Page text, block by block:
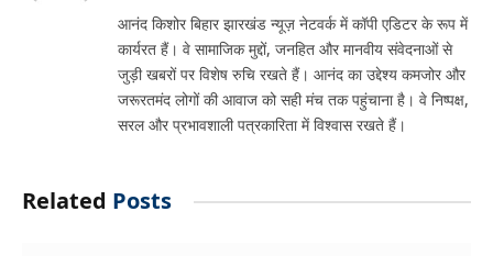
आनंद किशोर बिहार झारखंड न्यूज़ नेटवर्क में कॉपी एडिटर के रूप में
कार्यरत हैं। वे सामाजिक मुद्दों, जनहित और मानवीय संवेदनाओं से
जुड़ी खबरों पर विशेष रुचि रखते हैं। आनंद का उद्देश्य कमजोर और
जरूरतमंद लोगों की आवाज को सही मंच तक पहुंचाना है। वे निष्पक्ष,
सरल और प्रभावशाली पत्रकारिता में विश्वास रखते हैं।
Related Posts